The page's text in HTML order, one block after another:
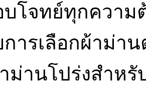
โจทย์ทุกความ
ารเลือกผ้าม่า
ม่านโปร่งสำห